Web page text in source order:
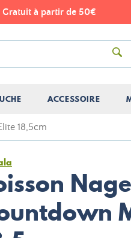
Gratuit à partir de 50€
ACCESSOIRE
18,5cm